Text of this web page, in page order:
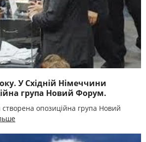
У Східній Німеччини
група Новий Форум.
опозиційна група Новий